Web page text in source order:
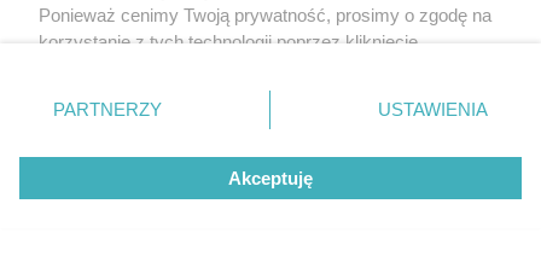
Żaden utwór zamieszczony w serwisie nie może być powielany i
Ponieważ cenimy Twoją prywatność, prosimy o zgodę na
korzystanie z tych technologii poprzez kliknięcie
zmienić/wycofać klikając przycisk ustawień prywatności
znajdujący się w lewym dolnym rogu strony
rodzaje przetwarzania danych nie wymagają zgody
użytkownika, ale masz prawo sprzeciwić się takiemu
przetwarzaniu. Preferencje będą miały zastosowanie tylko
PARTNERZY USTAWIENIA
Akceptuję